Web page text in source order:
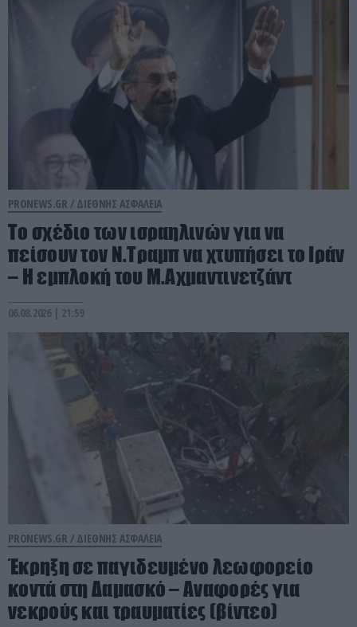
PRONEWS.GR / ΔΙΕΘΝΗΣ ΑΣΦΑΛΕΙΑ
Το σχέδιο των ισραηλινών για να
πείσουν τον Ν.Τραμπ να χτυπήσει το Ιράν
– Η εμπλοκή του Μ.Αχμαντινετζάντ
06.08.2026 | 21:59
PRONEWS.GR / ΔΙΕΘΝΗΣ ΑΣΦΑΛΕΙΑ
Έκρηξη σε παγιδευμένο λεωφορείο
κοντά στη Δαμασκό – Αναφορές για
νεκρούς και τραυματίες (βίντεο)